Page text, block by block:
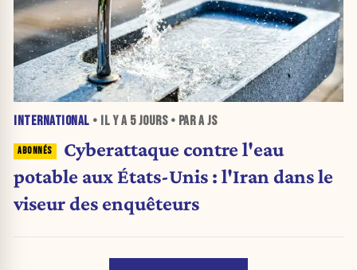
INTERNATIONAL • IL Y A 5 JOURS• PAR A JS
Cyberattaque contre l'eau
potable aux États-Unis : l'Iran dans le
viseur des enquêteurs